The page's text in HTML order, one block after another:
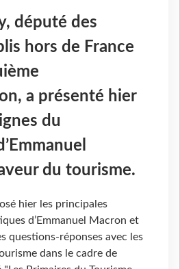
député des
hors de France
a présenté hier
du
du tourisme.
hier les principales
d’Emmanuel Macron et
questions-réponses avec les
dans le cadre de